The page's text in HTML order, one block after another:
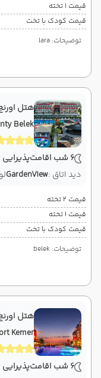
قیمت 1 تخته
قیمت کودک با تخت
توضیحات: lara
هتل
Belek
6 شب اقامت پذیرایی 24 ساعته
دید اتاق :GardenView
قیمت 2 تخته
قیمت 1 تخته
قیمت کودک با تخت
توضیحات: belek
هتل
Kemer
6 شب اقامت پذیرایی 24 ساعته